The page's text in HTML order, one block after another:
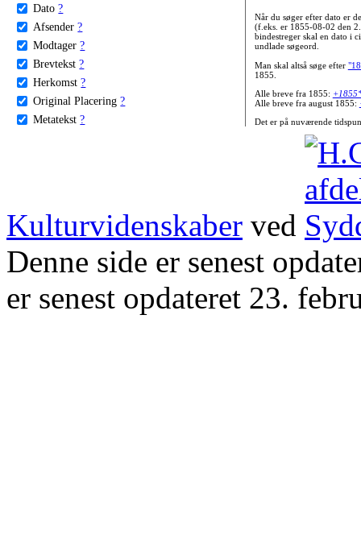
Dato ?
Afsender ?
Modtager ?
Brevtekst ?
Herkomst ?
Original Placering ?
Metatekst ?
Når du søger efter dato er
(f.eks. er 1855-08-02 den
bindestreger skal en dato i
undlade søgeord.
Man skal altså søge efter
1855.
Alle breve fra 1855:
Alle breve fra august 1855:
Det er på nuværende
Kulturvidenskaber ved
Denne side er senest
er senest opdateret 23.